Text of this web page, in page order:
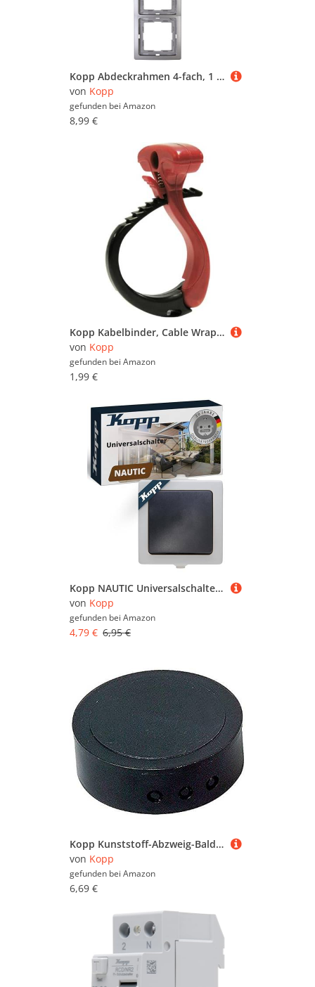
Kopp Abdeckrahmen 4-fach, 1 Stück, Platin, 400443067 Venedig
von Kopp
gefunden bei Amazon
8,99 €
Kopp Kabelbinder, Cable Wraptor, klein, 372901008, Schwarz/Rot, S / 31mm-43mm
von Kopp
gefunden bei Amazon
1,99 €
Kopp NAUTIC Universalschalter in Grau - 1-fach Lichtschalter-Aufputz mit 10AX Schaltvermögen - Sicherer IP44 Feuchtraum-Schalter-Aufputz - Hochwertiger Aus-Wechselschalter 250V~
von Kopp
gefunden bei Amazon
4,79 € 6,95 €
Kopp Kunststoff-Abzweig-Baldachin schwarz, 341805007
von Kopp
gefunden bei Amazon
6,69 €